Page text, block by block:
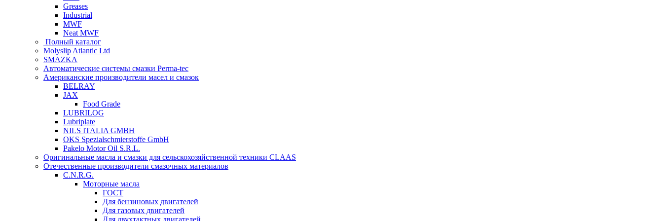
Greases
Industrial
MWF
Neat MWF
Полный каталог
Molyslip Atlantic Ltd
SMAZKA
Автоматические системы смазки Perma-tec
Американские производители масел и смазок
BELRAY
JAX
Food Grade
LUBRILOG
Lubriplate
NILS ITALIA GMBH
OKS Spezialschmierstoffe GmbH
Pakelo Motor Oil S.R.L.
Оригинальные масла и смазки для сельскохозяйственной техники CLAAS
Отечественные производители смазочных материалов
C.N.R.G.
Моторные масла
ГОСТ
Для бензиновых двигателей
Для газовых двигателей
Для двухтактных двигателей